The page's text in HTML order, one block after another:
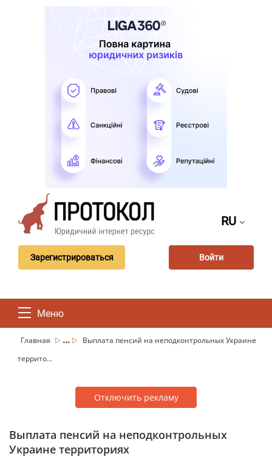
RU
Зарегистрироваться Войти
Меню
Главная ...
Выплата пенсий на неподконтрольных Украине
террито...
Отключить рекламу
Выплата пенсий на неподконтрольных
Украине территориях